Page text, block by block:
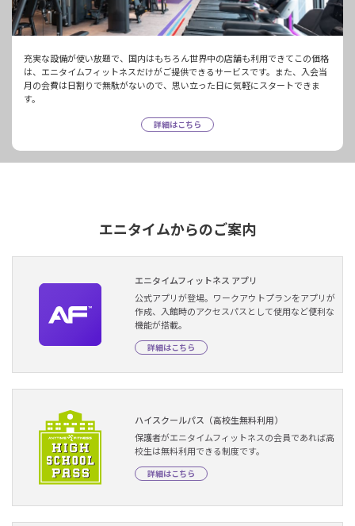
充実な設備が使い放題で、国内はもちろん世界中の店舗も利用できてこの価格
は、エニタイムフィットネスだけがご提供できるサービスです。また、入会当
月の会費は日割りで無駄がないので、思い立った日に気軽にスタートできま
す。
詳細はこちら
エニタイムからのご案内
エニタイムフィットネス アプリ
公式アプリが登場。ワークアウトプランをアプリが
作成、入館時のアクセスパスとして使用など便利な
機能が搭載。
詳細はこちら
ハイスクールパス（高校生無料利用）
保護者がエニタイムフィットネスの会員であれば高
校生は無料利用できる制度です。
詳細はこちら